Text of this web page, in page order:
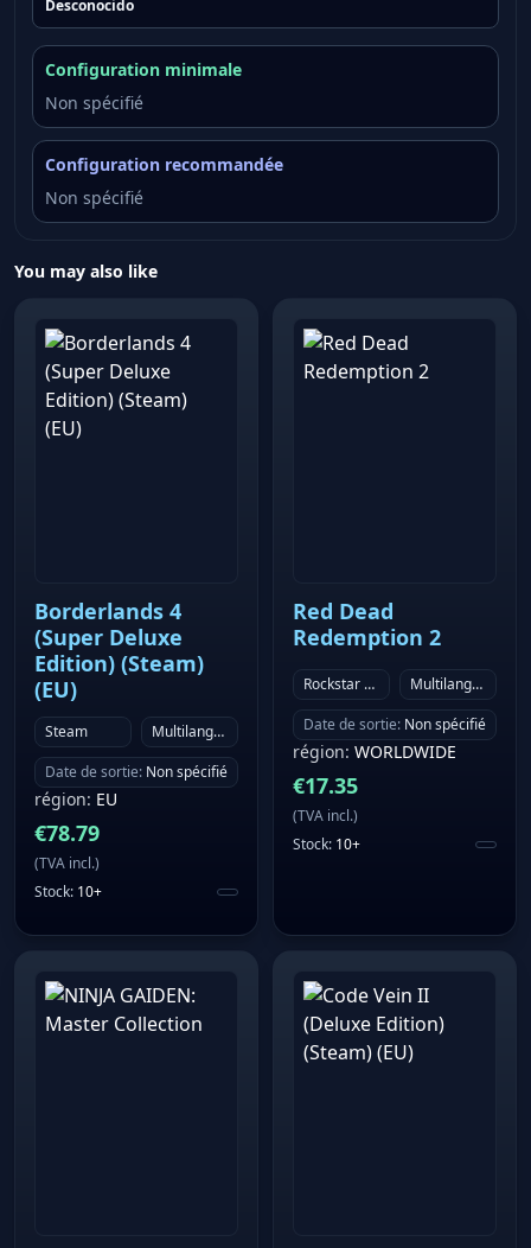
Desconocido
Configuration minimale
Non spécifié
Configuration recommandée
Non spécifié
You may also like
Borderlands 4
(Super Deluxe
Edition) (Steam)
(EU)
Steam
Multilanguage
Date de sortie: Non spécifié
région: EU
€78.79
(TVA incl.)
Stock: 10+
Red Dead
Redemption 2
Rockstar Games Launcher
Multilanguage
Date de sortie: Non spécifié
région: WORLDWIDE
€17.35
(TVA incl.)
Stock: 10+